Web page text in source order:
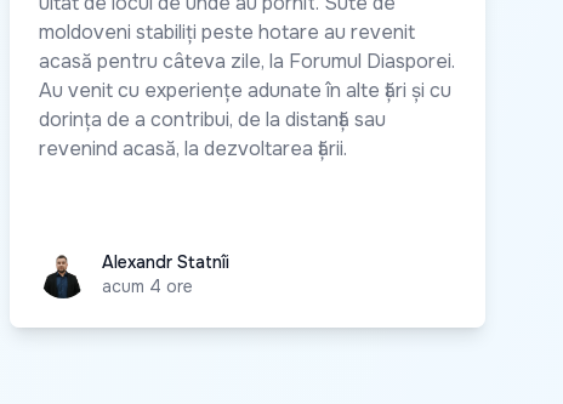
moldoveni stabiliți peste hotare au revenit
acasă pentru câteva zile, la Forumul Diasporei.
Au venit cu experiențe adunate în alte țări și cu
dorința de a contribui, de la distanță sau
revenind acasă, la dezvoltarea țării.
Alexandr Statnîi
Alexandr Statnîi
acum 4 ore